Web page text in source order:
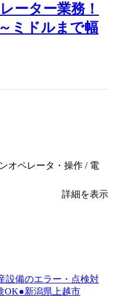
ーター業務！
ミドルまで幅
オペレータ・操作 / 電
詳細を表示